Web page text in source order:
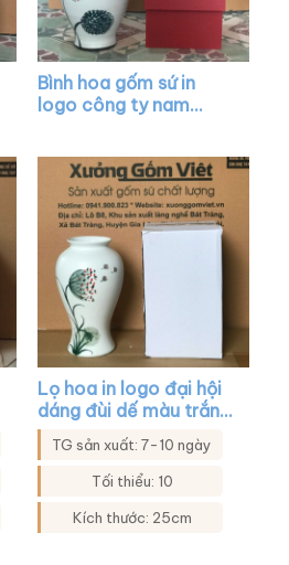
Bình hoa gốm sứ in
logo công ty nam
XG-LH09
Lọ hoa in logo đại hội
dáng đùi dế màu trắng
họa tiết hoa bồ công
anh XG-LH33
TG sản xuất: 7-10 ngày
Tối thiểu: 10
Kích thước: 25cm